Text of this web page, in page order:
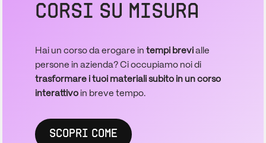
CORSI SU MISURA
Hai un corso da erogare in tempi brevialle
persone in azienda? Ci occupiamo noi di
trasformare i tuoi materiali subito in un corso
interattivoin breve tempo.
SCOPRI COME